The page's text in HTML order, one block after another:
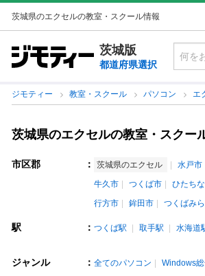
茨城県のエクセルの教室・スクール情報
茨城版
都道府県選択
ジモティー 教室・スクール パソコン エ
茨城県のエクセルの教室・スクー
市区郡 ： 茨城県のエクセル 水戸市
牛久市
つくば市 ひたち
行方市
鉾田市 つくばみ
駅 ： つくば駅 取手駅 水海道
ジャンル ： 全てのパソコン Windows